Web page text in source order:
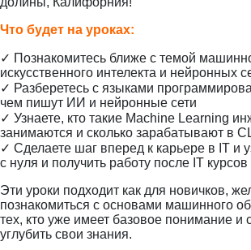
Что будет на уроках:
✓ Познакомитесь ближе с темой
искусственного интелекта и нейронных
✓ Разберетесь с языками
чем пишут ИИ и нейронные сети
✓ Узнаете, кто такие Machine Learning
занимаются и сколько зарабатывают в
✓ Сделаете шаг вперед к карьере в IT и
с нуля и получить работу после IT курсов
Эти уроки подходит как для новичков,
познакомиться с основами машинного
тех, кто уже имеет базовое понимание и
углубить свои знания.